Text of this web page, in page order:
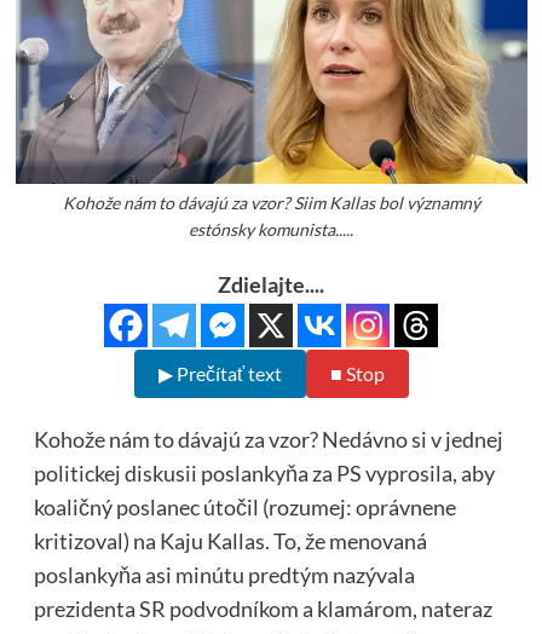
Kohože nám to dávajú za vzor? Siim Kallas bol významný
estónsky komunista.....
Zdielajte....
▶ Prečítať text ■ Stop
Kohože nám to dávajú za vzor? Nedávno si v jednej
politickej diskusii poslankyňa za PS vyprosila, aby
koaličný poslanec útočil (rozumej: oprávnene
kritizoval) na Kaju Kallas. To, že menovaná
poslankyňa asi minútu predtým nazývala
prezidenta SR podvodníkom a klamárom, nateraz